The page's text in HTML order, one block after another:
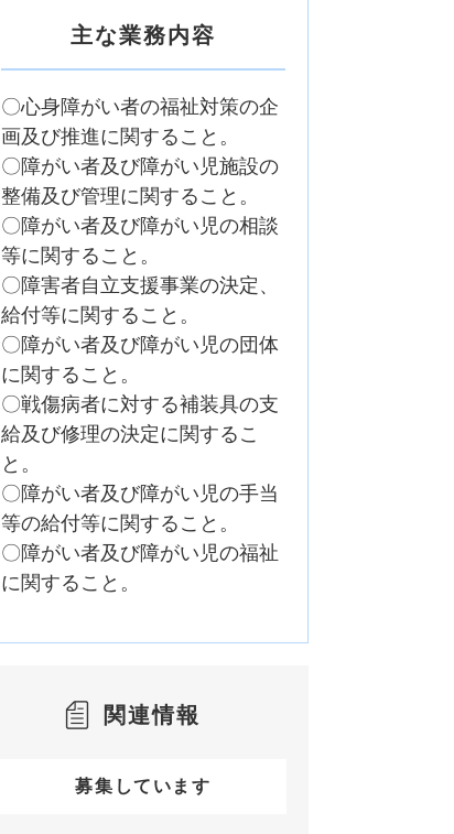
主な業務内容
〇心身障がい者の福祉対策の企
画及び推進に関すること。
〇障がい者及び障がい児施設の
整備及び管理に関すること。
〇障がい者及び障がい児の相談
等に関すること。
〇障害者自立支援事業の決定、
給付等に関すること。
〇障がい者及び障がい児の団体
に関すること。
〇戦傷病者に対する補装具の支
給及び修理の決定に関するこ
と。
〇障がい者及び障がい児の手当
等の給付等に関すること。
〇障がい者及び障がい児の福祉
に関すること。
関連情報
募集しています